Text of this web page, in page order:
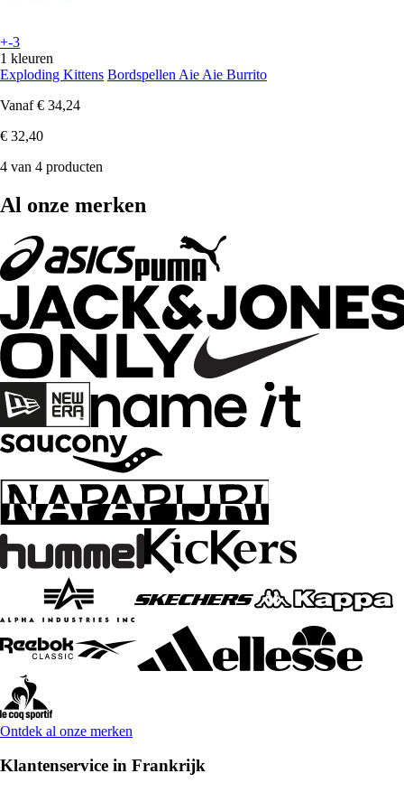
+-3
1 kleuren
Exploding Kittens Bordspellen Aie Aie Burrito
Vanaf € 34,24
€ 32,40
4 van 4 producten
Al onze merken
Ontdek al onze merken
Klantenservice in Frankrijk